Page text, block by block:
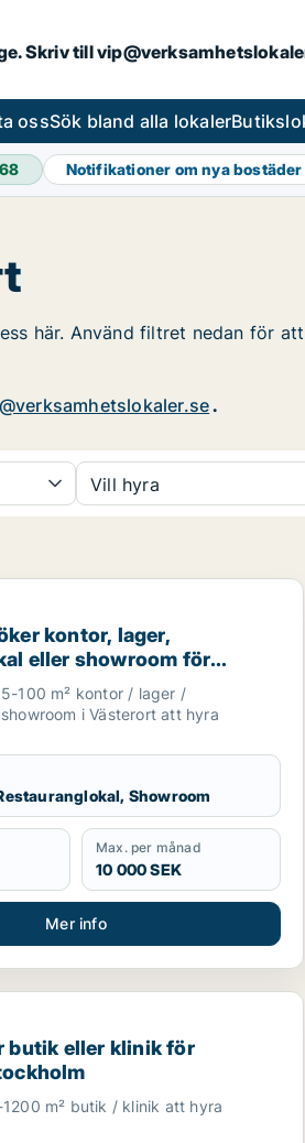
Skriv till
ossSök bland alla lokaler
68 Notifikationer om nya bostäder
här. Använd filtret nedan för
.
Vill hyra
för uthyrning i Stockholm
kontor, lager, restauranglokal
kontor, lager,
eller showroom för
100 m² kontor / lager /
i Västerort att hyra
Showroom
Max. per månad
10 000 SEK
Mer info
eller klinik för uthyrning i
butik eller klinik för
m² butik / klinik att hyra